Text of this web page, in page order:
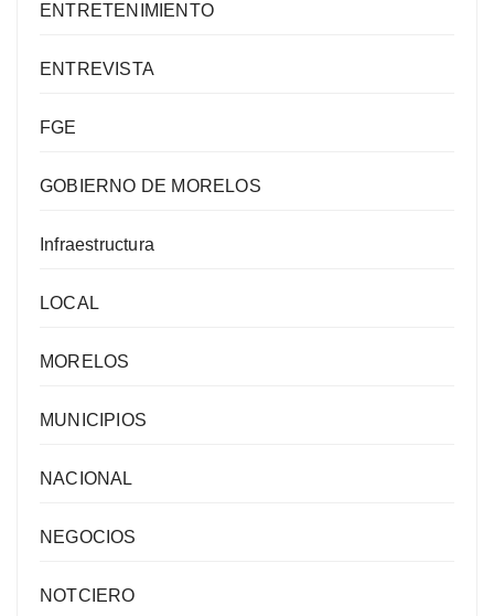
ENTRETENIMIENTO
ENTREVISTA
FGE
GOBIERNO DE MORELOS
Infraestructura
LOCAL
MORELOS
MUNICIPIOS
NACIONAL
NEGOCIOS
NOTCIERO